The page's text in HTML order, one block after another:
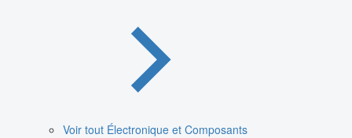
Voir tout Électronique et Composants